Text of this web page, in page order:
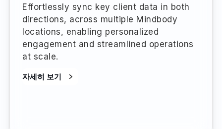
Effortlessly sync key client data in both
directions, across multiple Mindbody
locations, enabling personalized
engagement and streamlined operations
at scale.
자세히 보기